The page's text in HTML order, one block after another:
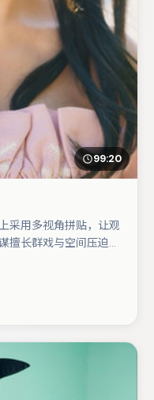
99:20
采用多视角拼贴，让观
擅长群戏与空间压迫
奕宏则以细节塑造推动
晰主线，这部作品值得